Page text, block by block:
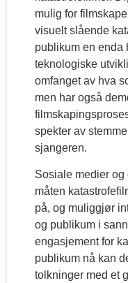
mulig for
visuelt slående
publikum en enda
teknologiske
omfanget av hva
men har også
spekter av
sjangeren.
Sosiale medier og
måten
på, og muliggjør
og publikum i
engasjement for
publikum nå kan
tolkninger med et